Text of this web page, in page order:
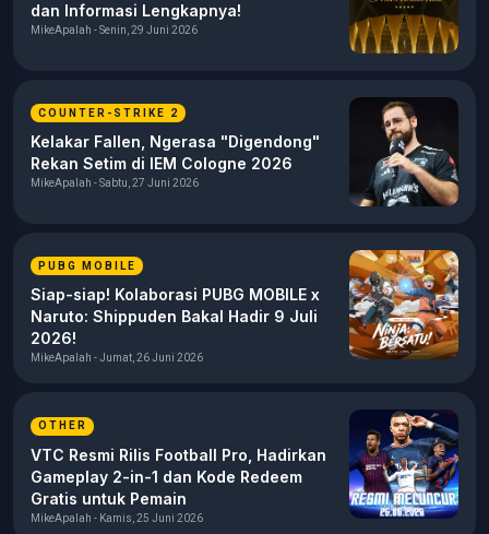
dan Informasi Lengkapnya!
MikeApalah - Senin, 29 Juni 2026
COUNTER-STRIKE 2
Kelakar Fallen, Ngerasa "Digendong"
Rekan Setim di IEM Cologne 2026
MikeApalah - Sabtu, 27 Juni 2026
PUBG MOBILE
Siap-siap! Kolaborasi PUBG MOBILE x
Naruto: Shippuden Bakal Hadir 9 Juli
2026!
MikeApalah - Jumat, 26 Juni 2026
OTHER
VTC Resmi Rilis Football Pro, Hadirkan
Gameplay 2-in-1 dan Kode Redeem
Gratis untuk Pemain
MikeApalah - Kamis, 25 Juni 2026